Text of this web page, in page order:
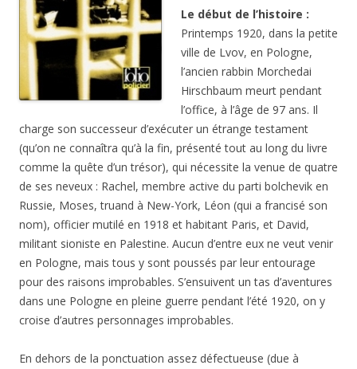
Le début de l’histoire :
Printemps 1920, dans la petite
ville de Lvov, en Pologne,
l’ancien rabbin Morchedai
Hirschbaum meurt pendant
l’office, à l’âge de 97 ans. Il
charge son successeur d’exécuter un étrange testament
(qu’on ne connaîtra qu’à la fin, présenté tout au long du livre
comme la quête d’un trésor), qui nécessite la venue de quatre
de ses neveux : Rachel, membre active du parti bolchevik en
Russie, Moses, truand à New-York, Léon (qui a francisé son
nom), officier mutilé en 1918 et habitant Paris, et David,
militant sioniste en Palestine. Aucun d’entre eux ne veut venir
en Pologne, mais tous y sont poussés par leur entourage
pour des raisons improbables. S’ensuivent un tas d’aventures
dans une Pologne en pleine guerre pendant l’été 1920, on y
croise d’autres personnages improbables.
En dehors de la ponctuation assez défectueuse (due à